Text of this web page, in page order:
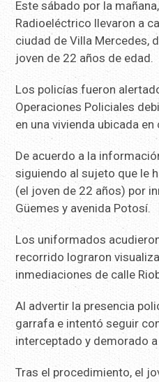
Este sábado por la
Radioeléctrico llevaron a
ciudad de Villa Mercedes,
joven de 22 años de edad.
Los policías fueron
Operaciones Policiales
en una vivienda ubicada
De acuerdo a la
siguiendo al sujeto que le
(el joven de 22 años) por
Güemes y avenida Potosí.
Los uniformados
recorrido lograron
inmediaciones de calle
Al advertir la presencia
garrafa e intentó seguir
interceptado y demorado
Tras el procedimiento, el